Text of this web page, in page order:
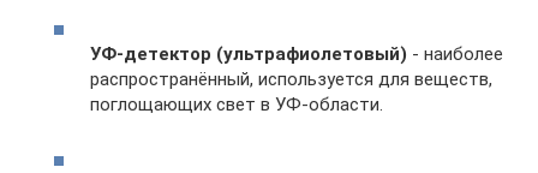
УФ-детектор (ультрафиолетовый) - наиболее
распространённый, используется для веществ,
поглощающих свет в УФ-области.